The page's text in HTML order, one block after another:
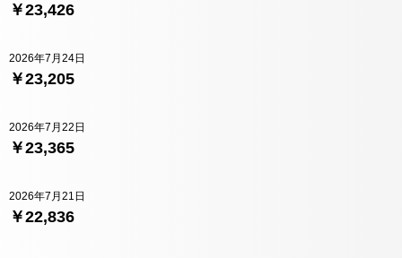
￥23,426
￥23,205
2026年7月24日
￥23,365
2026年7月22日
￥22,836
2026年7月21日